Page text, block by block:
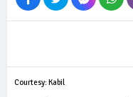
Courtesy: Kabil